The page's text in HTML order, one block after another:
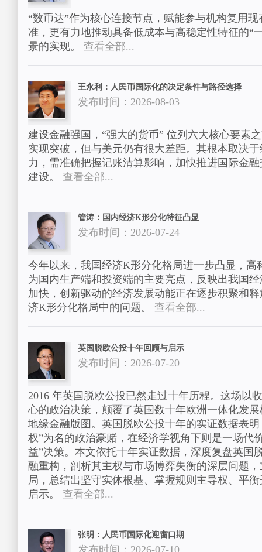
“数币达”作为核心连接节点，赋能参与机构复用
准，更有力地推动具备低成本与高稳定性特征的“
景的实现。
查看全部...
王永利：人民币国际化的决定条件与路径选择
发布时间：2026-08-03
建设金融强国，“强大的货币” 位列六大核心要素
实现突破，但与美元仍有很大差距。其根本取决
力，需准确把握记账清算影响，加快推进国际金
建设。
查看全部...
管涛：国内经济K形分化特征凸显
发布时间：2026-07-24
今年以来，我国经济K形分化格局进一步凸显，高
为国内生产端和投资端的主要亮点，反映出我国
加快，创新驱动的经济发展动能正在逐步积聚和
济K形分化格局中的问题。
查看全部...
英国脱欧公投十年回顾与启示
发布时间：2026-07-20
2016 年英国脱欧公投已然走过十年历程。这场以
心的政治决策，颠覆了英国数十年欧洲一体化发
地缘金融版图。英国脱欧公投十年的实证数据表
权”为名的政治豪赌，在经济学视角下则是一场代
益”决策。本文依托十年实证数据，深度复盘英国
融重构，剖析其主权与市场博弈失衡的深层问题
局，总结出坚守实体根基、掌握规则主导权、平
启示。
查看全部...
张明：人民币国际化迎窗口期
发布时间：2026-07-10